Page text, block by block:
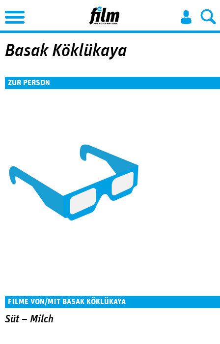
Jump to Navigation
Basak Köklükaya
ZUR PERSON
FILME VON/MIT BASAK KÖKLÜKAYA
Süt – Milch